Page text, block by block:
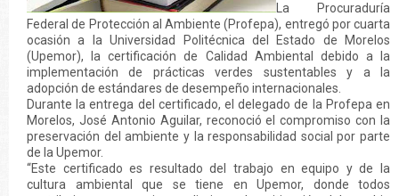
La Procuraduría
Federal de Protección al Ambiente (Profepa), entregó por cuarta
ocasión a la Universidad Politécnica del Estado de Morelos
(Upemor), la certificación de Calidad Ambiental debido a la
implementación de prácticas verdes sustentables y a la
adopción de estándares de desempeño internacionales.
Durante la entrega del certificado, el delegado de la Profepa en
Morelos, José Antonio Aguilar, reconoció el compromiso con la
preservación del ambiente y la responsabilidad social por parte
de la Upemor.
“Este certificado es resultado del trabajo en equipo y de la
cultura ambiental que se tiene en Upemor, donde todos